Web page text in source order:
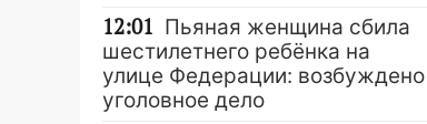
12:01 Пьяная женщина сбила
шестилетнего ребёнка на
улице Федерации: возбуждено
уголовное дело